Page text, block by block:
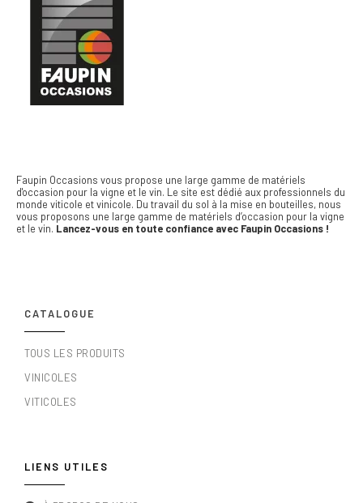
Faupin Occasions vous propose une large gamme de matériels
d'occasion pour la vigne et le vin. Le site est dédié aux professionnels du
monde viticole et vinicole. Du travail du sol à la mise en bouteilles, nous
vous proposons une large gamme de matériels d’occasion pour la vigne
et le vin. Lancez-vous en toute confiance avec Faupin Occasions !
CATALOGUE
TOUS LES PRODUITS
VINICOLES
VITICOLES
LIENS UTILES